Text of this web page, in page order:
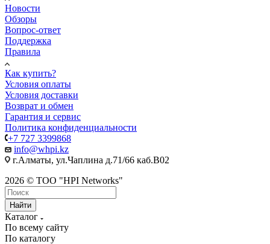
Новости
Обзоры
Вопрос-ответ
Поддержка
Правила
Как купить?
Условия оплаты
Условия доставки
Возврат и обмен
Гарантия и сервис
Политика конфиденциальности
+7 727 3399868
info@whpi.kz
г.Алматы, ул.Чаплина д.71/66 каб.B02
2026 © ТОО "HPI Networks"
Найти
Каталог
По всему сайту
По каталогу